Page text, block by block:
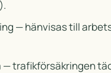
— hänvisas till
— trafikförsäkringen